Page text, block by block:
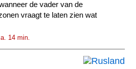
de vader van de
vraagt te laten zien wat
14 min.